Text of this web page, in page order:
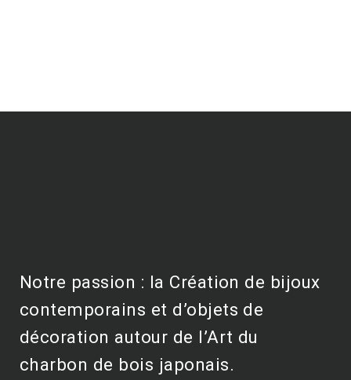
Notre passion : la Création de bijoux
contemporains et d’objets de
décoration autour de l’Art du
charbon de bois japonais.